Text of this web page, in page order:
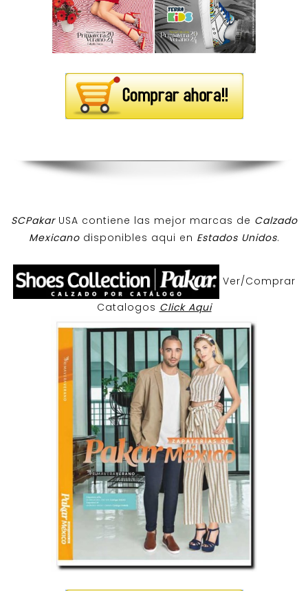
SCPakar USA contiene las mejor marcas de Calzado
Mexicanodisponibles aqui en Estados Unidos.
Ver/Comprar
Catalogos Click Aqui